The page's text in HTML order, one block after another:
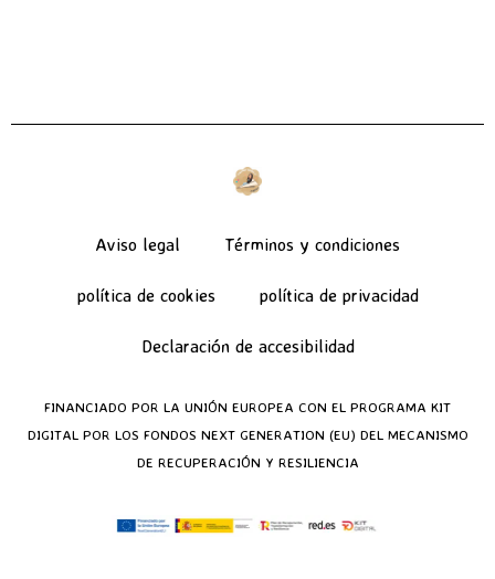
Aviso legal Términos y condiciones
política de cookies política de privacidad
Declaración de accesibilidad
FINANCIADO POR LA UNIÓN EUROPEA CON EL PROGRAMA KIT
DIGITAL POR LOS FONDOS NEXT GENERATION (EU) DEL MECANISMO
DE RECUPERACIÓN Y RESILIENCIA